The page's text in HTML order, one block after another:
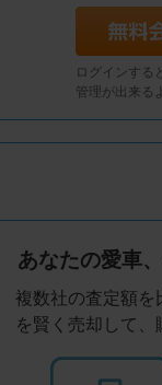
ログインする
管理が出来る
あなたの愛車
複数社の査定額を
を賢く売却して、